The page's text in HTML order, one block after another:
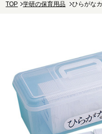
TOP 学研の保育用品 ひらがな